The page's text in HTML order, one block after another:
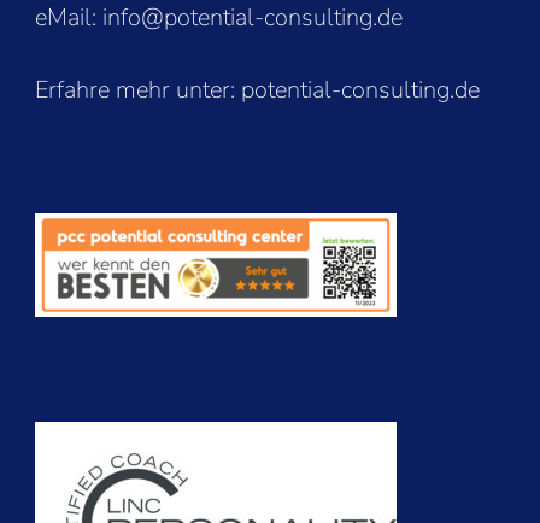
eMail: info@potential-consulting.de
Erfahre mehr unter: potential-consulting.de